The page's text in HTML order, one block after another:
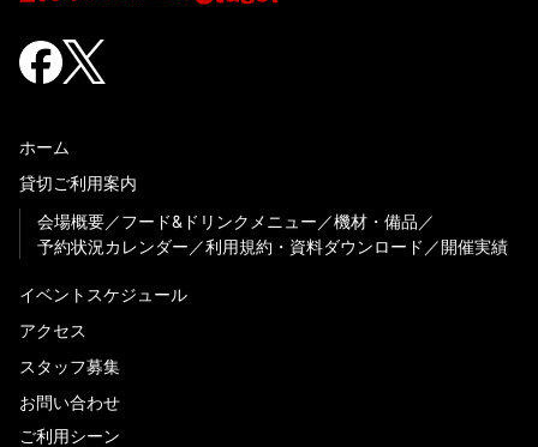
ホーム
貸切ご利用案内
会場概要
フード&ドリンクメニュー
機材・備品
予約状況カレンダー
利用規約・資料ダウンロード 開催実績
イベントスケジュール
アクセス
スタッフ募集
お問い合わせ
ご利用シーン